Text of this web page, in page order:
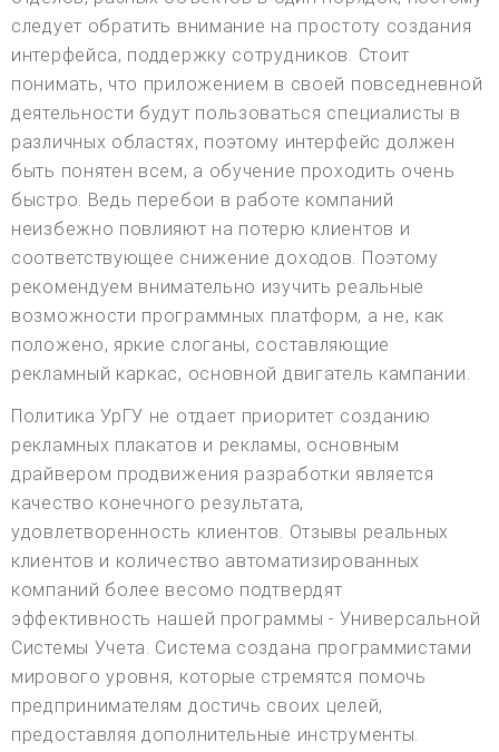
следует обратить внимание на простоту создания
интерфейса, поддержку сотрудников. Стоит
понимать, что приложением в своей повседневной
деятельности будут пользоваться специалисты в
различных областях, поэтому интерфейс должен
быть понятен всем, а обучение проходить очень
быстро. Ведь перебои в работе компаний
неизбежно повлияют на потерю клиентов и
соответствующее снижение доходов. Поэтому
рекомендуем внимательно изучить реальные
возможности программных платформ, а не, как
положено, яркие слоганы, составляющие
рекламный каркас, основной двигатель кампании.
Политика УрГУ не отдает приоритет созданию
рекламных плакатов и рекламы, основным
драйвером продвижения разработки является
качество конечного результата,
удовлетворенность клиентов. Отзывы реальных
клиентов и количество автоматизированных
компаний более весомо подтвердят
эффективность нашей программы - Универсальной
Системы Учета. Система создана программистами
мирового уровня, которые стремятся помочь
предпринимателям достичь своих целей,
предоставляя дополнительные инструменты.